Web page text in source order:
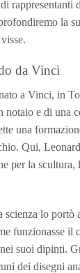
rappresentanti
la
da Vinci
a Vinci, in
e di una
una
Qui,
per la scultura,
scienza lo portò
funzionasse il
suoi dipinti.
dei disegni